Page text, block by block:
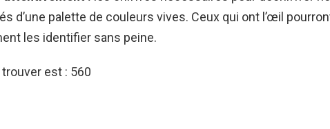
d’une palette de couleurs vives. Ceux qui ont l’œil
les identifier sans peine.
trouver est : 560